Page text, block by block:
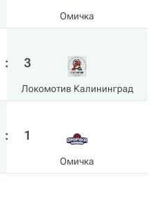
Омичка
: 3
Локомотив Калининград
: 1
Омичка